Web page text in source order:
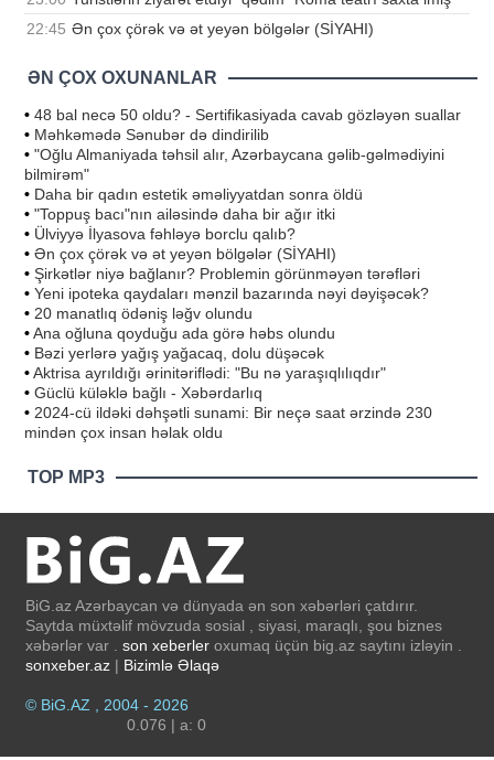
22:45 Ən çox çörək və ət yeyən bölgələr (SİYAHI)
ƏN ÇOX OXUNANLAR
• 48 bal necə 50 oldu? - Sertifikasiyada cavab gözləyən suallar
• Məhkəmədə Sənubər də dindirilib
• "Oğlu Almaniyada təhsil alır, Azərbaycana gəlib-gəlmədiyini
bilmirəm"
• Daha bir qadın estetik əməliyyatdan sonra öldü
• "Toppuş bacı"nın ailəsində daha bir ağır itki
• Ülviyyə İlyasova fəhləyə borclu qalıb?
• Ən çox çörək və ət yeyən bölgələr (SİYAHI)
• Şirkətlər niyə bağlanır? Problemin görünməyən tərəfləri
• Yeni ipoteka qaydaları mənzil bazarında nəyi dəyişəcək?
• 20 manatlıq ödəniş ləğv olundu
•Ana oğluna qoyduğu ada görə həbs olundu
• Bəzi yerlərə yağış yağacaq, dolu düşəcək
•Aktrisa ayrıldığı ərinitəriflədi: "Bu nə yaraşıqlılıqdır"
• Güclü küləklə bağlı - Xəbərdarlıq
• 2024-cü ildəki dəhşətli sunami: Bir neçə saat ərzində 230
mindən çox insan həlak oldu
TOP MP3
BiG.az Azərbaycan və dünyada ən son xəbərləri çatdırır.
Saytda müxtəlif mövzuda sosial , siyasi, maraqlı, şou biznes
xəbərlər var . son xeberler oxumaq üçün big.az saytını izləyin .
sonxeber.az | Bizimlə Əlaqə
© BiG.AZ , 2004 - 2026
0.076 | a: 0